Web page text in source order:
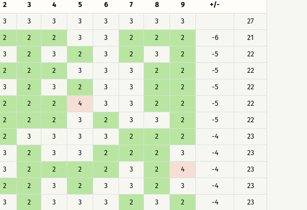
2 3 4 5 6 7 8 9
+/-
3 3 3 3 3 3 3 3
27
2 2 2 3 3 2 2 2 -6
21
3 2 3 2 3 2 3 2 -5
22
2 2 2 3 3 3 2 2 -5
22
3 2 3 2 3 3 2 2 -5
22
2 2 2 4 3 3 2 2 -5
22
2 2 2 3 2 3 3 2 -5
22
2 3 3 3 3 2 2 2 -4
23
3 2 3 3 2 2 2 3 -4
23
3 2 2 2 2 3 2 4 -4
23
2 2 3 2 3 3 2 3 -4
23
3 2 3 3 3 2 3 2 -4
23